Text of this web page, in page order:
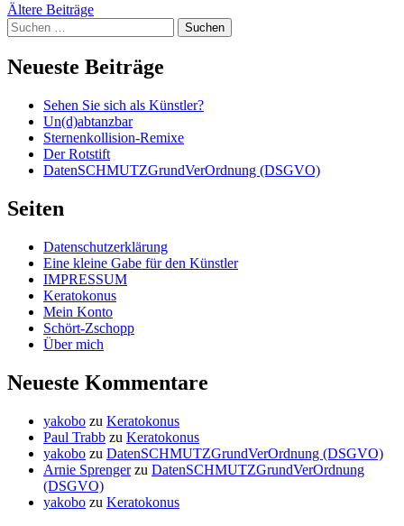
Beiträge-
Navigation
Ältere Beiträge
Suchen
nach:
Neueste Beiträge
Sehen Sie sich als Künstler?
Un(d)abtanzbar
Sternenkollision-Remixe
Der Rotstift
DatenSCHMUTZGrundVerOrdnung (DSGVO)
Seiten
Datenschutzerklärung
Eine kleine Gabe für den Künstler
IMPRESSUM
Keratokonus
Mein Konto
Schört-Zschopp
Über mich
Neueste Kommentare
yakobo zu Keratokonus
Paul Trabb zu Keratokonus
yakobo zu DatenSCHMUTZGrundVerOrdnung (DSGVO)
Arnie Sprengerzu DatenSCHMUTZGrundVerOrdnung
(DSGVO)
yakobo zu Keratokonus